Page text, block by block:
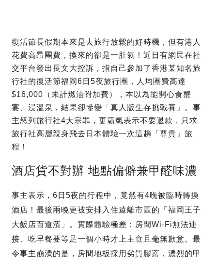
復活節長假期本來是去旅行放鬆的好時機，但有港人
花費高昂團費，換來的卻是一肚氣！近日有網民在社
交平台發出長文大控訴，指自己參加了香港某知名旅
行社的復活節福岡6日5夜旅行團，人均團費高達
$16,000（未計燃油附加費），本以為能開心食蟹
宴、浸溫泉，結果卻慘變「真人版生存挑戰賽」。事
主怒列旅行社4大宗罪，更霸氣表示不要退款，只求
旅行社高層親身飛去日本體驗一次這趟「尊貴」旅
程！
酒店貨不對辦 地點偏僻兼甲醛味濃
事主表示，6日5夜的行程中，竟然有4晚被臨時轉換
酒店！最後兩晚更被安排入住遠離市區的「福岡王子
大飯店百道濱」。實際體驗極差：房間Wi-Fi無法連
接、吃早餐要等足一個小時才上主食且毫無歉意。最
令事主崩潰的是，房間地板採用劣質膠蓆，濃烈的甲